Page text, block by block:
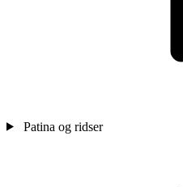
Patina og ridser